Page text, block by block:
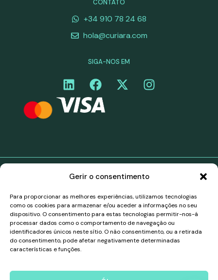
Gerir o consentimento
Para proporcionar as melhores experiências, utilizamos tecnologias
como os cookies para armazenar e/ou aceder a informações no seu
dispositivo. O consentimento para estas tecnologias permitir-nos-á
processar dados como o comportamento de navegação ou
identificadores únicos neste sítio. O não consentimento, ou a retirada
do consentimento, pode afetar negativamente determinadas
características e funções.
CONTATO
+34 910 78 24 68
hola@curiara.com
SIGA-NOS EM
©Curiara. Todos os direitos reservados. Os serviços de
Económico Europeu (EEE) são fornecidos através de
uma parceria de marca branca com a Belmoney S.A.,
uma instituição de pagamento autorizada e
supervisionada pelo Banco Nacional da Bélgica, número
de registo 0540.745.997, que tem direitos de
passaporte para operar em todos os países do EEE, de
os pagamentos no EEE são tratados e processados